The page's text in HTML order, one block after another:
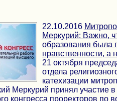
22.10.2016
Меркурий: Важно,
образования была
нравственности, а
21 октября
отдела
катехизации
Меркурий принял участие
конгресса проректоров по